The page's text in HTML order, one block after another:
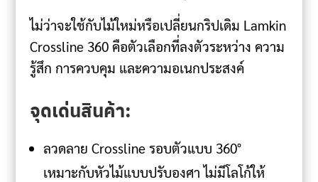
ไม่ว่าจะใช้กับไม้ใหม่หรือเปลี่ยนกริปเดิม Lamkin
Crossline 360 คือตัวเลือกที่ลงตัวระหว่าง ความ
รู้สึก การควบคุม และความอเนกประสงค์
จุดเด่นสินค้า:
ลวดลาย Crossline รอบตัวแบบ 360°
เหมาะกับหัวไม้แบบปรับองศา ไม่มีโลโก้ให้